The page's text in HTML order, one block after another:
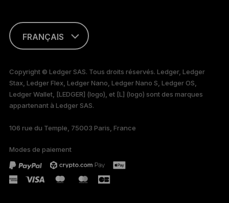
FRANÇAIS
TÜRKÇE
DEUTSCH
PORTUGUÊS
ESPAÑOL
РУССКИЙ
Copyright © Ledger SAS. Tous droits réservés. Ledger, Ledger
Stax, Ledger Flex, Ledger Nano, Ledger Nano S, Ledger OS,
Ledger Wallet, [LEDGER] (logo), et [L] (logo) sont des marques
appartenant à Ledger SAS.
106 rue du Temple, 75003 Paris, France
Modes de paiement